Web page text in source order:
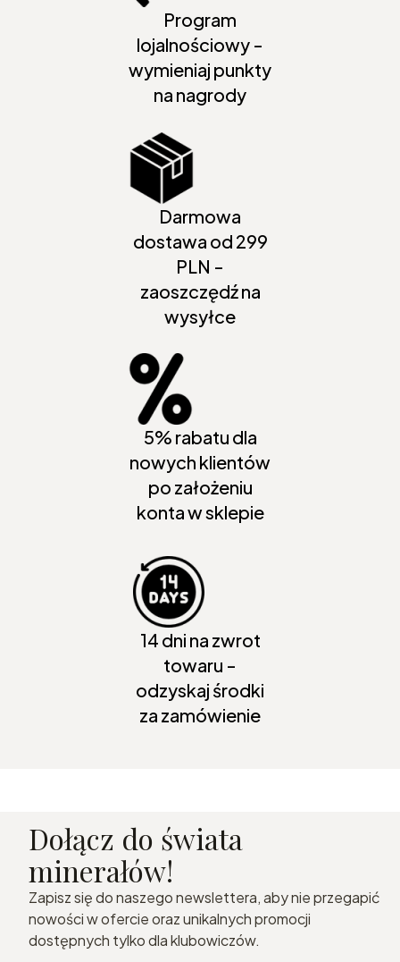
Program
lojalnościowy -
wymieniaj punkty
na nagrody
Darmowa
dostawa od 299
PLN -
zaoszczędź na
wysyłce
5% rabatu dla
nowych klientów
po założeniu
konta w sklepie
14 dni na zwrot
towaru -
odzyskaj środki
za zamówienie
Dołącz do świata
minerałów!
Zapisz się do naszego newslettera, aby nie przegapić
nowości w ofercie oraz unikalnych promocji
dostępnych tylko dla klubowiczów.